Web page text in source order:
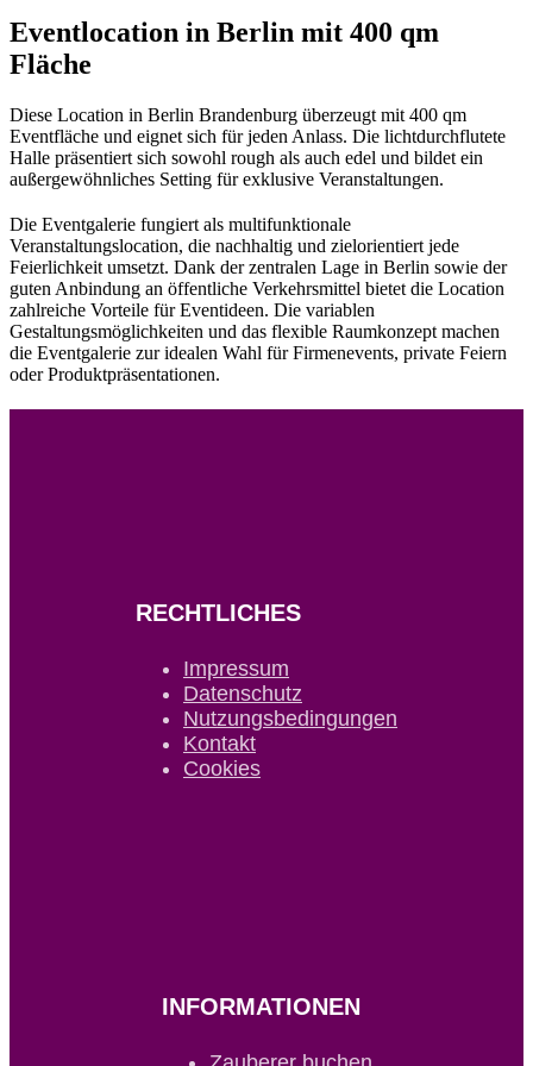
Eventlocation in Berlin mit 400 qm
Fläche
Diese Location in Berlin Brandenburg überzeugt mit 400 qm
Eventfläche und eignet sich für jeden Anlass. Die lichtdurchflutete
Halle präsentiert sich sowohl rough als auch edel und bildet ein
außergewöhnliches Setting für exklusive Veranstaltungen.
Die Eventgalerie fungiert als multifunktionale
Veranstaltungslocation, die nachhaltig und zielorientiert jede
Feierlichkeit umsetzt. Dank der zentralen Lage in Berlin sowie der
guten Anbindung an öffentliche Verkehrsmittel bietet die Location
zahlreiche Vorteile für Eventideen. Die variablen
Gestaltungsmöglichkeiten und das flexible Raumkonzept machen
die Eventgalerie zur idealen Wahl für Firmenevents, private Feiern
oder Produktpräsentationen.
RECHTLICHES
Impressum
Datenschutz
Nutzungsbedingungen
Kontakt
Cookies
INFORMATIONEN